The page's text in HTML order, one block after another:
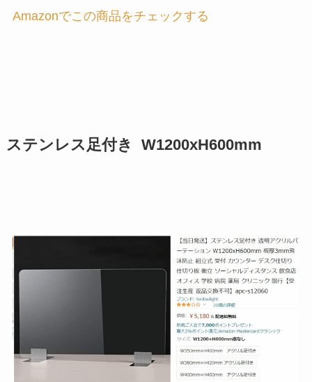
Amazonでこの商品をチェックする
ステンレス足付き W1200xH600mm